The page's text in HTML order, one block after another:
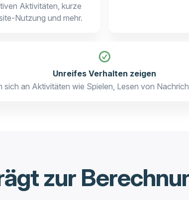
Aktivitäten, kurze
Nutzung und mehr.
Unreifes Verhalten zeigen
sich an Aktivitäten wie Spielen, Lesen von
zur